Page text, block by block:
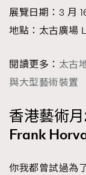
展覽日期：3 月
地點：太古廣場
閱讀更多： 太古
與大型藝術裝置
香港藝術
Frank
你我都曾試過為